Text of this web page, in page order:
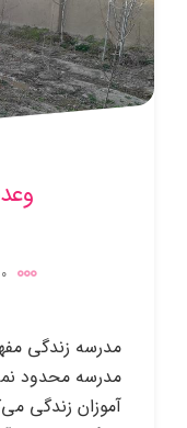
0 COMMENTS
مدرسه زندگی
مدرسه محدود
آموزان زندگی